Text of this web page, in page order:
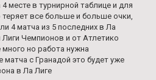
месте в турнирной таблице и для
все больше и больше очки,
4 матча из 5 последних в Ла
Чемпионов и от Атлетико
много но работа нужна
с Гранадой это будет уже
в Ла Лиге